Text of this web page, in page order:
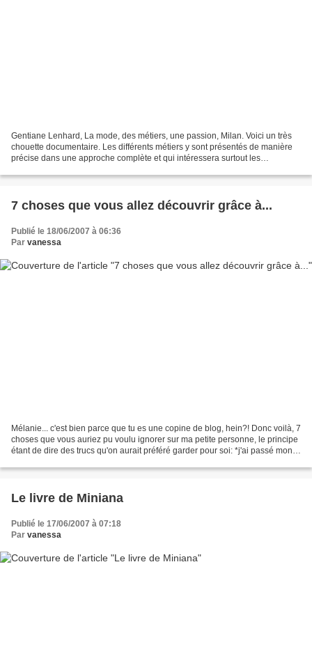
Gentiane Lenhard, La mode, des métiers, une passion, Milan. Voici un très
chouette documentaire. Les différents métiers y sont présentés de manière
précise dans une approche complète et qui intéressera surtout les
7 choses que vous allez découvrir grâce à...
Publié le 18/06/2007 à 06:36
Par vanessa
Mélanie... c'est bien parce que tu es une copine de blog, hein?! Donc voilà, 7
choses que vous auriez pu voulu ignorer sur ma petite personne, le principe
étant de dire des trucs qu'on aurait préféré garder pour soi: *j'ai passé mon
Le livre de Miniana
Publié le 17/06/2007 à 07:18
Par vanessa